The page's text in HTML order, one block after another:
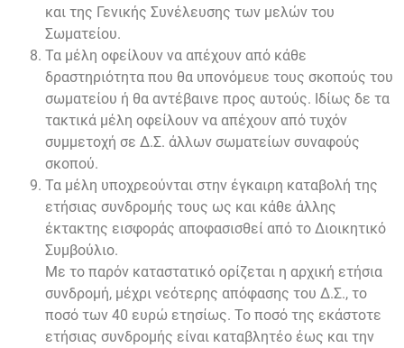
και της Γενικής Συνέλευσης των μελών του
Σωματείου.
Τα μέλη οφείλουν να απέχουν από κάθε
δραστηριότητα που θα υπονόμευε τους σκοπούς του
σωματείου ή θα αντέβαινε προς αυτούς. Ιδίως δε τα
τακτικά μέλη οφείλουν να απέχουν από τυχόν
συμμετοχή σε Δ.Σ. άλλων σωματείων συναφούς
σκοπού.
Τα μέλη υποχρεούνται στην έγκαιρη καταβολή της
ετήσιας συνδρομής τους ως και κάθε άλλης
έκτακτης εισφοράς αποφασισθεί από το Διοικητικό
Συμβούλιο.
Με το παρόν καταστατικό ορίζεται η αρχική ετήσια
συνδρομή, μέχρι νεότερης απόφασης του Δ.Σ., το
ποσό των 40 ευρώ ετησίως. Το ποσό της εκάστοτε
ετήσιας συνδρομής είναι καταβλητέο έως και την